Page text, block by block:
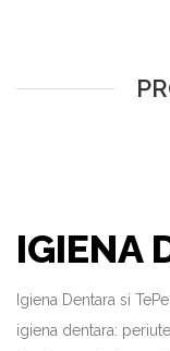
IGIENA
Igiena Dentara si
igiena dentara: